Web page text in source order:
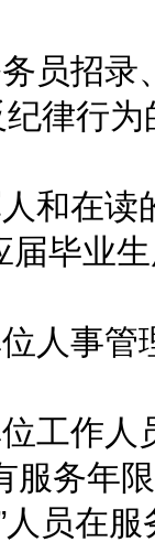
招录
律行为
在读
届毕业
事管
作人
服务年
人员在